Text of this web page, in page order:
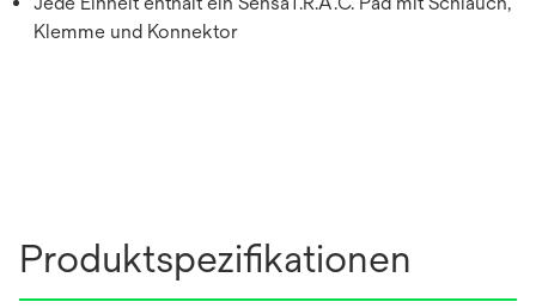
Klemme und Konnektor
Produktspezifikationen